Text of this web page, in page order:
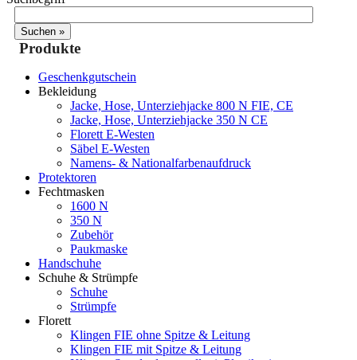
Produkte
Geschenkgutschein
Bekleidung
Jacke, Hose, Unterziehjacke 800 N FIE, CE
Jacke, Hose, Unterziehjacke 350 N CE
Florett E-Westen
Säbel E-Westen
Namens- & Nationalfarbenaufdruck
Protektoren
Fechtmasken
1600 N
350 N
Zubehör
Paukmaske
Handschuhe
Schuhe & Strümpfe
Schuhe
Strümpfe
Florett
Klingen FIE ohne Spitze & Leitung
Klingen FIE mit Spitze & Leitung